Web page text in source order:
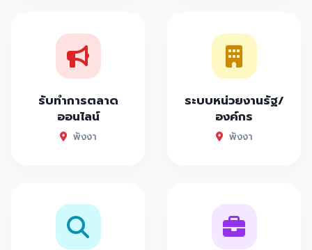
รับทำการตลาด
ออนไลน์
พังงา
ระบบหน่วยงานรัฐ/
องค์กร
พังงา